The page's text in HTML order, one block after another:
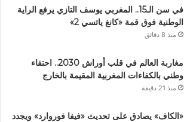
في سن الـ15.. المغربي يوسف التازي يرفع الراية
الوطنية فوق قمة «كانغ ياتسي 2»
منذ 8 دقائق
مغاربة العالم في قلب أوراش 2030.. احتفاء
وطني بالكفاءات المغربية المقيمة بالخارج
منذ 21 دقيقة
«الكاف» يصادق على تحديث «فيفا فوروارد» ويجدد